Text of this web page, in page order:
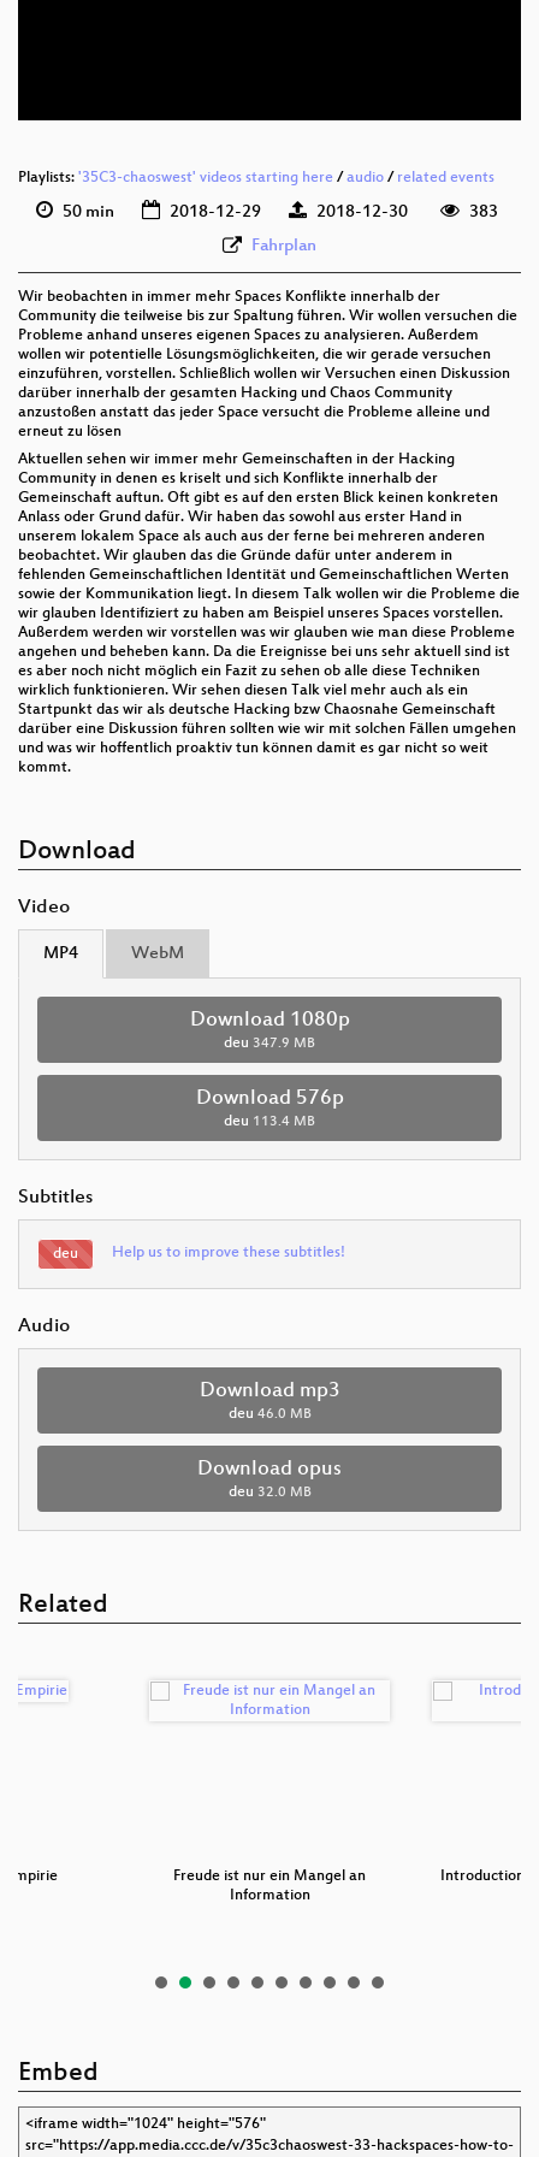
deu (todo)
Playlists: '35C3-chaoswest' videos starting here / audio / related events
50 min 2018-12-29 2018-12-30
383
Fahrplan
Wir beobachten in immer mehr Spaces Konflikte innerhalb der
Community die teilweise bis zur Spaltung führen. Wir wollen versuchen die
Probleme anhand unseres eigenen Spaces zu ana­ly­sie­ren. Außerdem
wollen wir potentielle Lösungsmöglichkeiten, die wir gerade versuchen
einzuführen, vorstellen. Schließlich wollen wir Versuchen einen Diskussion
darüber innerhalb der gesamten Hacking und Chaos Community
anzustoßen anstatt das jeder Space versucht die Probleme alleine und
erneut zu lösen
Aktuellen sehen wir immer mehr Gemeinschaften in der Hacking
Community in denen es kriselt und sich Konflikte innerhalb der
Gemeinschaft auftun. Oft gibt es auf den ersten Blick keinen konkreten
Anlass oder Grund dafür. Wir haben das sowohl aus erster Hand in
unserem lokalem Space als auch aus der ferne bei mehreren anderen
beobachtet. Wir glauben das die Gründe dafür unter anderem in
fehlenden Gemeinschaftlichen Identität und Gemeinschaftlichen Werten
sowie der Kommunikation liegt. In diesem Talk wollen wir die Probleme die
wir glauben Identifiziert zu haben am Beispiel unseres Spaces vorstellen.
Außerdem werden wir vorstellen was wir glauben wie man diese Probleme
angehen und beheben kann. Da die Ereignisse bei uns sehr aktuell sind ist
es aber noch nicht möglich ein Fazit zu sehen ob alle diese Techniken
wirklich funktionieren. Wir sehen diesen Talk viel mehr auch als ein
Startpunkt das wir als deutsche Hacking bzw Chaosnahe Gemeinschaft
darüber eine Diskussion führen sollten wie wir mit solchen Fällen umgehen
und was wir hoffentlich proaktiv tun können damit es gar nicht so weit
kommt.
Download
Video
MP4 WebM
Download 1080p
deu 347.9 MB
Download 576p
deu 113.4 MB
Subtitles
deu Help us to improve these subtitles!
Audio
Download mp3
deu 46.0 MB
Download opus
deu 32.0 MB
Related
Empirie
Freude ist nur ein Mangel an
Information
Introduction
Embed